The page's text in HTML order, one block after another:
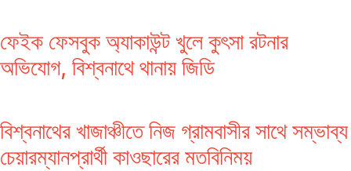
ফেইক ফেসবুক অ্যাকাউন্ট খুলে কুৎসা রটনার
অভিযোগ, বিশ্বনাথে থানায় জিডি
বিশ্বনাথের খাজাঞ্চীতে নিজ গ্রামবাসীর সাথে সম্ভাব্য
চেয়ারম্যানপ্রার্থী কাওছারের মতবিনিময়